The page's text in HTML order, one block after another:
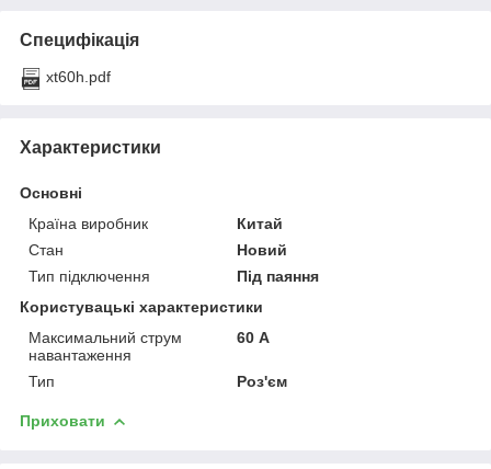
Специфікація
xt60h.pdf
Характеристики
Основні
Країна виробник
Китай
Стан
Новий
Тип підключення
Під паяння
Користувацькі характеристики
Максимальний струм
навантаження
60 А
Тип Роз'єм
Приховати